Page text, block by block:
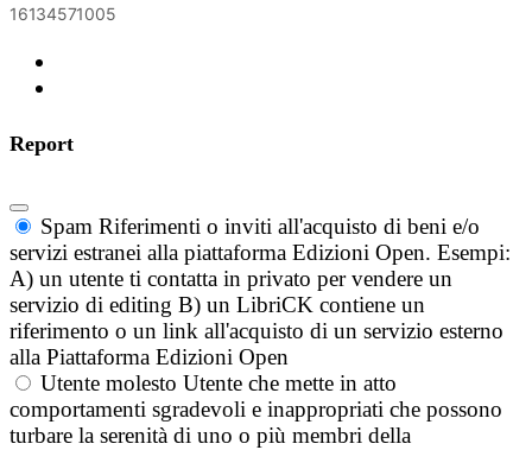
16134571005
Report
Spam Riferimenti o inviti all'acquisto di beni e/o
servizi estranei alla piattaforma Edizioni Open. Esempi:
A) un utente ti contatta in privato per vendere un
servizio di editing B) un LibriCK contiene un
riferimento o un link all'acquisto di un servizio esterno
alla Piattaforma Edizioni Open
Utente molesto Utente che mette in atto
comportamenti sgradevoli e inappropriati che possono
turbare la serenità di uno o più membri della